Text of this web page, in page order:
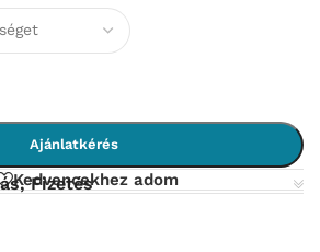
Ajánlatkérés
Kedvencekhez adom
Fizetés